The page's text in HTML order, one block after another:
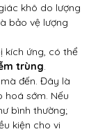
khô do lượng
bảo vệ lượng
kích ứng, có thể
trùng.
đến. Đây là
hoá sớm. Nếu
bình thường;
kiện cho vi